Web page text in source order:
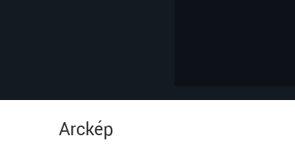
Arckép